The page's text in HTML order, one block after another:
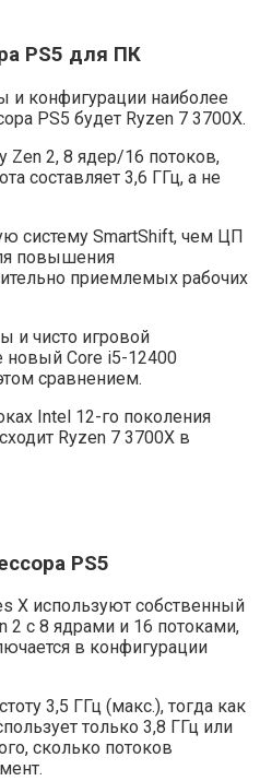
PS5 для ПК
и конфигурации наиболее
PS5 будет Ryzen 7 3700X.
Zen 2, 8 ядер/16 потоков,
составляет 3,6 ГГц, а не
систему SmartShift, чем ЦП
повышения
приемлемых рабочих
и чисто игровой
новый Core i5-12400
сравнением.
Intel 12-го поколения
Ryzen 7 3700X в
PS5
X используют собственный
2 с 8 ядрами и 16 потоками,
в конфигурации
3,5 ГГц (макс.), тогда как
только 3,8 ГГц или
сколько потоков